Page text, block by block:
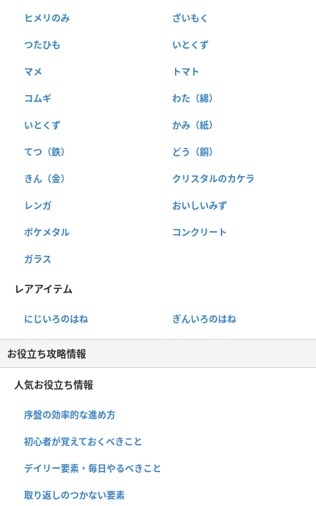
ヒメリのみ ざいもく
つたひも いとくず
マメ トマト
コムギ わた（綿）
いとくず かみ（紙）
てつ（鉄） どう（銅）
きん（金） クリスタルのカケラ
レンガ おいしいみず
ポケメタル コンクリート
ガラス
レアアイテム
にじいろのはね ぎんいろのはね
お役立ち攻略情報
人気お役立ち情報
序盤の効率的な進め方
初心者が覚えておくべきこと
デイリー要素・毎日やるべきこと
取り返しのつかない要素